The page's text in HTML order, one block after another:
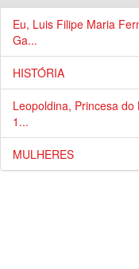
Eu, Luis Filipe Maria
Ga...
HISTÓRIA
Leopoldina, Princesa do
1...
MULHERES